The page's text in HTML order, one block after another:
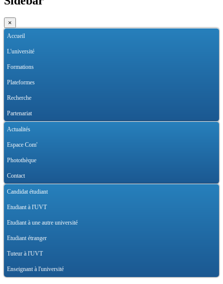
×
Accueil
L'université
Formations
Plateformes
Recherche
Partenariat
Actualités
Espace Com'
Photothèque
Contact
Candidat étudiant
Etudiant à l'UVT
Etudiant à une autre université
Etudiant étranger
Tuteur à l'UVT
Enseignant à l'université